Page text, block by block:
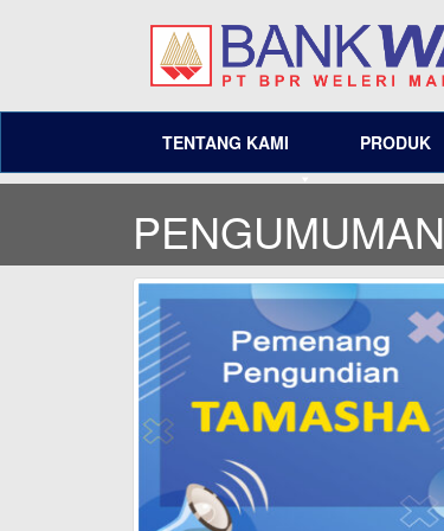
TENTANG KAMI PRODUK
PENGUMUMAN